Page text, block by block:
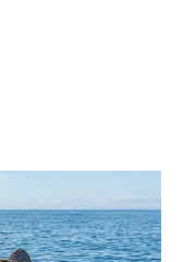
oceânica para